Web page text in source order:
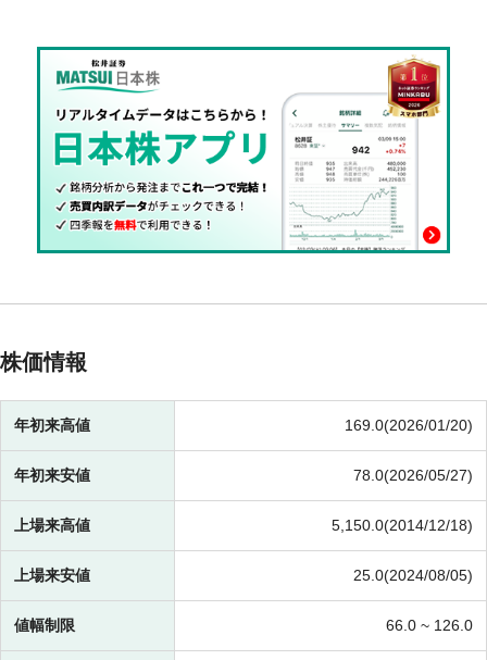
株価情報
年初来高値 169.0(2026/01/20)
年初来安値 78.0(2026/05/27)
上場来高値 5,150.0(2014/12/18)
上場来安値 25.0(2024/08/05)
値幅制限 66.0 ~ 126.0